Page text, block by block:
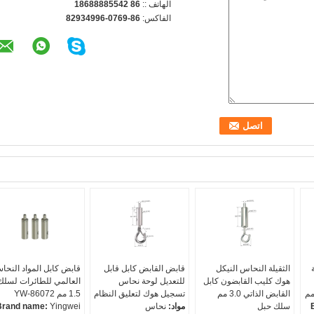
الهاتف :: 86 18688885542
الفاكس: 86-0769-82934996
قابض كابل المواد
العالمي للطائرات
1.5 مم YW-86072
name: Yingwei
قابض القابض كابل قابل
للتعديل لوحة نحاس
تسجيل هوك لتعليق النظام
مواد: نحاس
الثقيلة النحاس النيكل
هوك كليب القابضون كابل
القابض الذاتي 3.0 مم
سلك حبل